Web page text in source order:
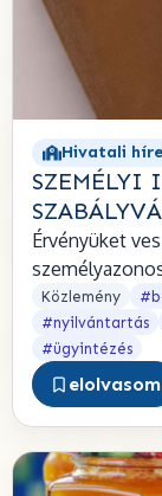
Hivatali
SZEMÉLYI
Érvényüket
Közlemény
#nyilvántartás
#ügyintézés
elolvasom